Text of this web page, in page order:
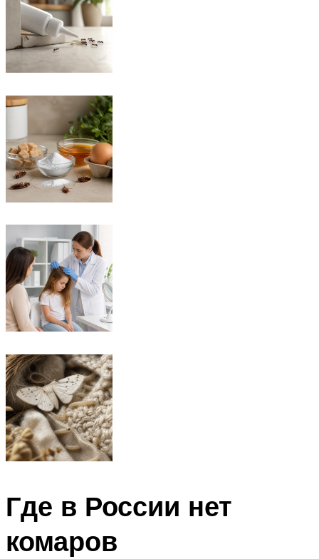
Где в России нет
комаров